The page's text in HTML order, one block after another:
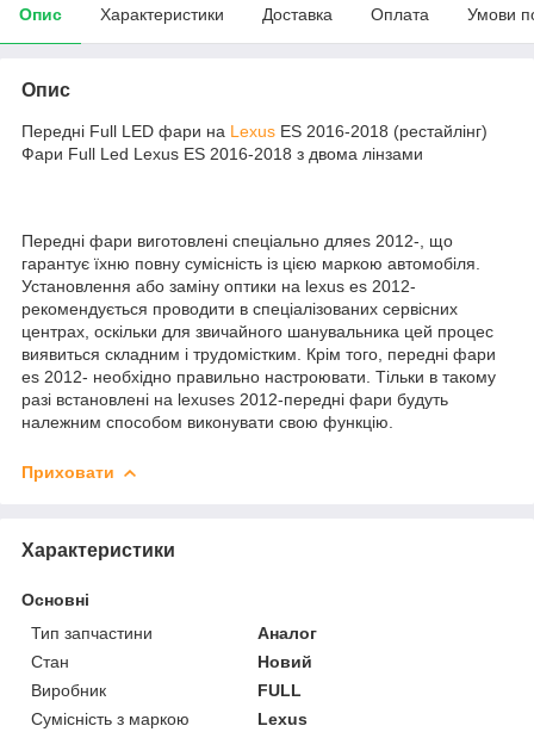
Опис Характеристики Доставка Оплата Умови
Опис
Передні Full LED фари на Lexus ES 2016-2018 (рестайлінг)
Фари Full Led Lexus ES 2016-2018 з двома лінзами
Передні фари виготовлені спеціально дляes 2012-, що
гарантує їхню повну сумісність із цією маркою автомобіля.
Установлення або заміну оптики на lexus es 2012-
рекомендується проводити в спеціалізованих сервісних
центрах, оскільки для звичайного шанувальника цей процес
виявиться складним і трудомістким. Крім того, передні фари
es 2012- необхідно правильно настроювати. Тільки в такому
разі встановлені на lexuses 2012-передні фари будуть
належним способом виконувати свою функцію.
Приховати
Характеристики
Основні
Тип запчастини
Аналог
Стан
Новий
Виробник
FULL
Сумісність з маркою
Lexus